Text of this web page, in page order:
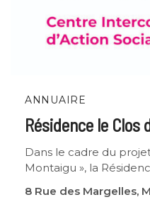
ANNUAIRE
Résidence le Clos
Dans le cadre du
Montaigu », la
8 Rue des Margelles,